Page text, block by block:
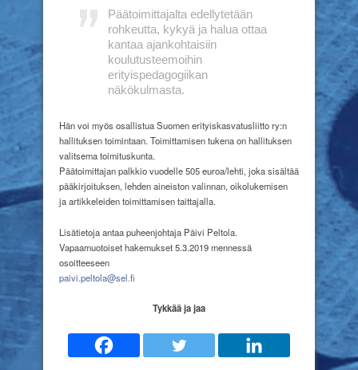
Päätoimittajalta edellytetään
rohkeutta, kykyä ja halua ottaa
kantaa ajankohtaisiin
koulutusteemoihin
erityispedagogiikan
näkökulmasta.
Hän voi myös osallistua Suomen erityiskasvatusliitto ry:n
hallituksen toimintaan. Toimittamisen tukena on hallituksen
valitsema toimituskunta.
Päätoimittajan palkkio vuodelle 505 euroa/lehti, joka sisältää
pääkirjoituksen, lehden aineiston valinnan, oikolukemisen
ja artikkeleiden toimittamisen taittajalla.
Lisätietoja antaa puheenjohtaja Päivi Peltola.
Vapaamuotoiset hakemukset 5.3.2019 mennessä
osoitteeseen
paivi.peltola@sel.fi
Tykkää ja jaa